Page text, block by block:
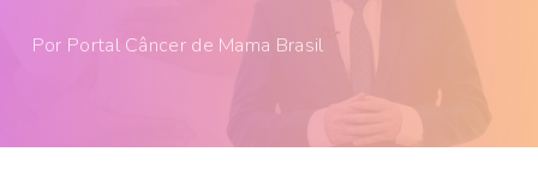
Por Portal Câncer de Mama Brasil